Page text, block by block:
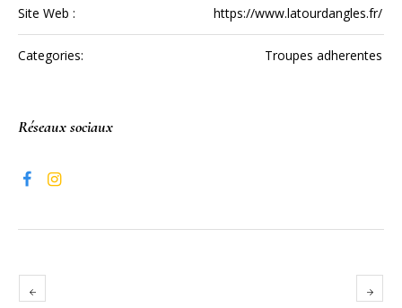
Site Web : https://www.latourdangles.fr/
Categories: Troupes adherentes
Réseaux sociaux